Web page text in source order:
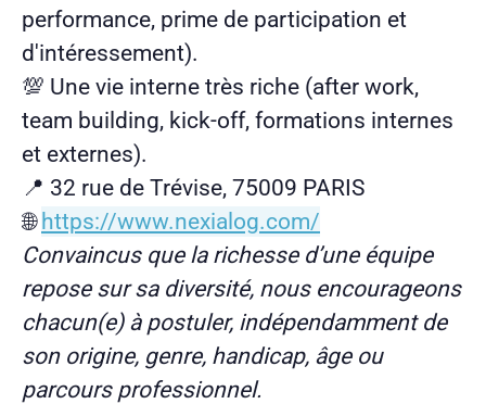
performance, prime de participation et
d'intéressement).
💯 Une vie interne très riche (after work,
team building, kick-off, formations internes
et externes).
📍 32 rue de Trévise, 75009 PARIS
🌐 https://www.nexialog.com/
Convaincus que la richesse d’une équipe
repose sur sa diversité, nous encourageons
chacun(e) à postuler, indépendamment de
son origine, genre, handicap, âge ou
parcours professionnel.